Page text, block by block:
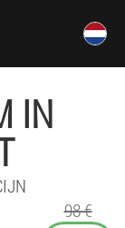
IN
98 €